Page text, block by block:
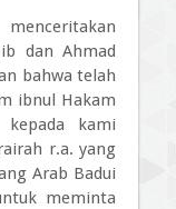
dan Ahmad
bahwa telah
ibnul Hakam
kepada kami
r.a. yang
Arab Badui
meminta